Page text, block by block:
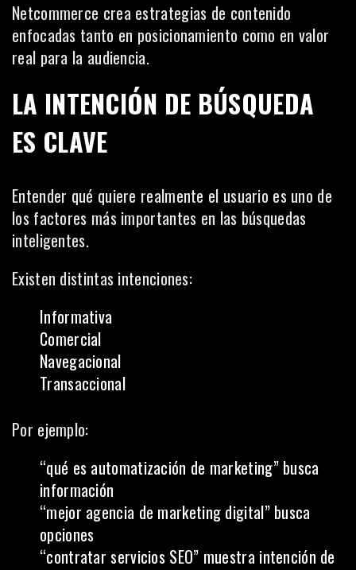
Netcommerce crea estrategias de contenido
enfocadas tanto en posicionamiento como en valor
real para la audiencia.
LA INTENCIÓN DE BÚSQUEDA
ES CLAVE
Entender qué quiere realmente el usuario es uno de
los factores más importantes en las búsquedas
inteligentes.
Existen distintas intenciones:
Informativa
Comercial
Navegacional
Transaccional
Por ejemplo:
“qué es automatización de marketing” busca
información
“mejor agencia de marketing digital” busca
opciones
“contratar servicios SEO” muestra intención de